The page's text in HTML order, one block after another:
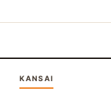
KANSAI